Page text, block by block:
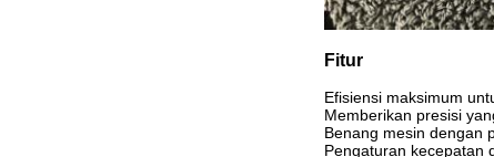
Fitur
Efisiensi maksimum
Memberikan presisi
Benang mesin dengan
Pengaturan kecepatan